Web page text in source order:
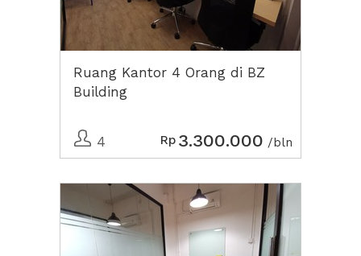
Ruang Kantor 4 Orang di BZ
Building
4 Rp 3.300.000 /bln